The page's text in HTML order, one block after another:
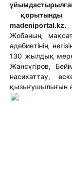
қорытынды
madeniportal.kz.
Жобаның
әдебиетінің
130 жылдық
Жансүгіров,
насихаттау,
қызығушылығын